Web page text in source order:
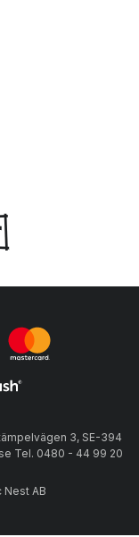
3, SE-394
Tel. 0480 - 44 99 20
AB